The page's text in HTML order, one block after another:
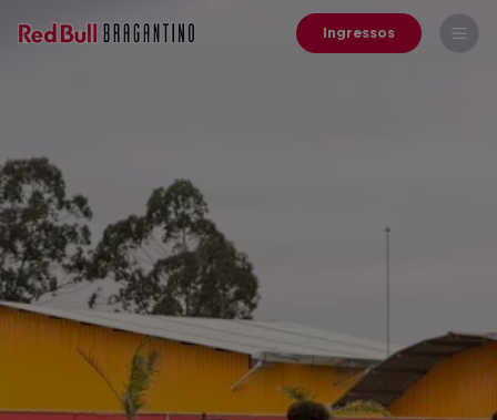
Ingressos